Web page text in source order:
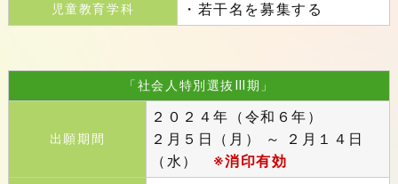
児童教育学科 ・若干名を募集する
「社会人特別選抜Ⅲ期」
出願期間
２０２４年（令和６年）
２月５日（月） ～
２月１４日
（水）
※消印有効